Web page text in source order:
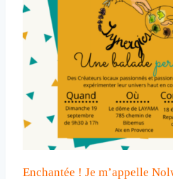
Enchantée ! Je m’appelle